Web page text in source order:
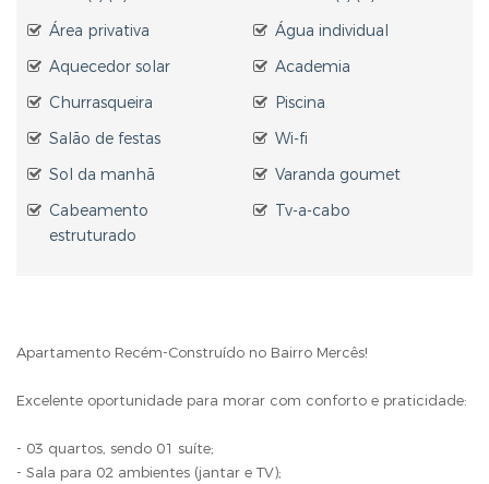
Área privativa
Água individual
Aquecedor solar
Academia
Churrasqueira
Piscina
Salão de festas
Wi-fi
Sol da manhã
Varanda goumet
Cabeamento
estruturado
Tv-a-cabo
Apartamento Recém-Construído no Bairro Mercês!
Excelente oportunidade para morar com conforto e praticidade:
- 03 quartos, sendo 01 suíte;
- Sala para 02 ambientes (jantar e TV);